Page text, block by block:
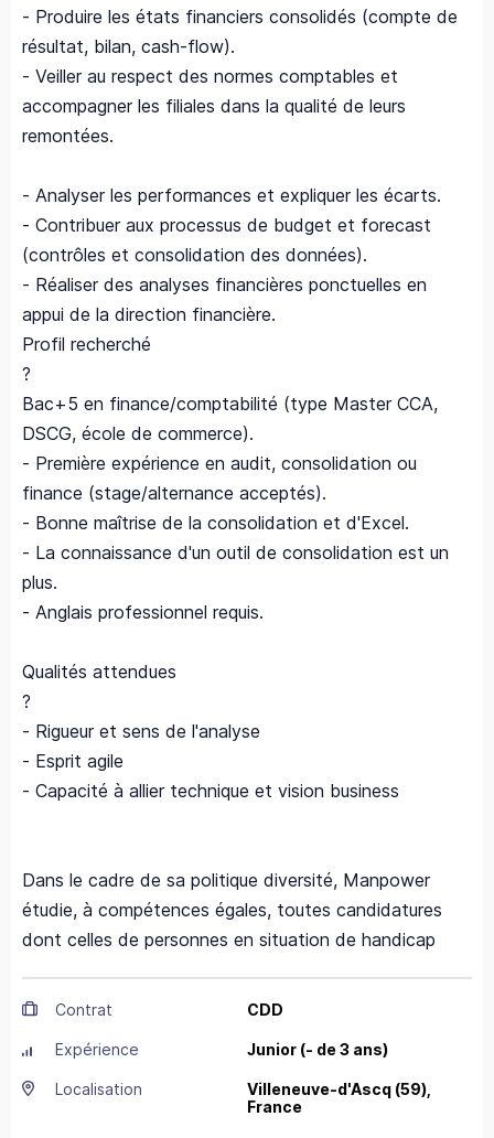
- Produire les états financiers consolidés (compte de
résultat, bilan, cash-flow).
- Veiller au respect des normes comptables et
accompagner les filiales dans la qualité de leurs
remontées.
- Analyser les performances et expliquer les écarts.
- Contribuer aux processus de budget et forecast
(contrôles et consolidation des données).
- Réaliser des analyses financières ponctuelles en
appui de la direction financière.
Profil recherché
?
Bac+5 en finance/comptabilité (type Master CCA,
DSCG, école de commerce).
- Première expérience en audit, consolidation ou
finance (stage/alternance acceptés).
- Bonne maîtrise de la consolidation et d'Excel.
- La connaissance d'un outil de consolidation est un
plus.
- Anglais professionnel requis.
Qualités attendues
?
- Rigueur et sens de l'analyse
- Esprit agile
- Capacité à allier technique et vision business
Dans le cadre de sa politique diversité, Manpower
étudie, à compétences égales, toutes candidatures
dont celles de personnes en situation de handicap
Contrat CDD
Expérience Junior (- de 3 ans)
Localisation Villeneuve-d'Ascq (59),
France